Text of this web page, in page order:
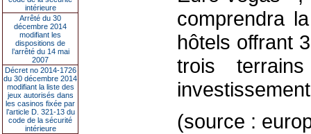
intérieure
Arrêté du 30
décembre 2014
modifiant les
dispositions de
l’arrêté du 14 mai
2007
Décret no 2014-1726
du 30 décembre 2014
modifiant la liste des
jeux autorisés dans
les casinos fixée par
l’article D. 321-13 du
code de la sécurité
intérieure
comprendra
hôtels offrant
trois
(source :